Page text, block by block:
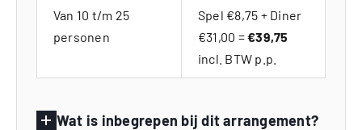
Van 10 t/m 25
personen
Spel €8,75 + Diner
€31,00 =€39,75
incl. BTW p.p.
Wat is inbegrepen bij dit arrangement?